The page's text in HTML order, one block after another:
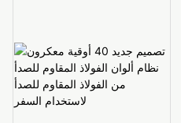
والمناسب للطعام، ويتميز بتصميم
معزول بجدار مزدوج، ليحافظ على
مشروباتك في درجة الحرارة
المثالية مع ضمان عدم التسرب.